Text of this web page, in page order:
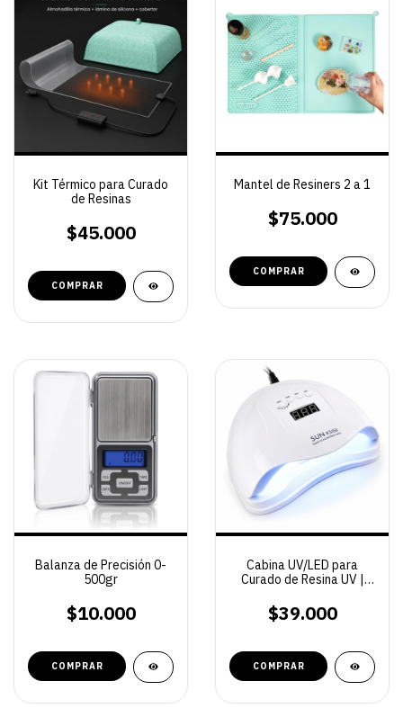
Kit Térmico para Curado
de Resinas
$45.000
Mantel de Resiners 2 a 1
$75.000
Balanza de Precisión 0-
500gr
$10.000
Cabina UV/LED para
Curado de Resina UV |
LEDs · Sensor Infrarrojo
$39.000